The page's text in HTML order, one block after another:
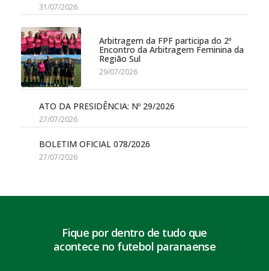
31/07/2026
Arbitragem da FPF participa do 2º
Encontro da Arbitragem Feminina da
Região Sul
29/07/2026
ATO DA PRESIDÊNCIA: Nº 29/2026
27/07/2026
BOLETIM OFICIAL 078/2026
27/07/2026
Fique por dentro de tudo que
acontece no futebol paranaense